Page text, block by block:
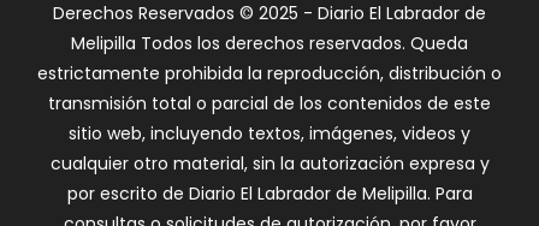
Derechos Reservados © 2025 - Diario El Labrador de
Melipilla Todos los derechos reservados. Queda
estrictamente prohibida la reproducción, distribución o
transmisión total o parcial de los contenidos de este
sitio web, incluyendo textos, imágenes, videos y
cualquier otro material, sin la autorización expresa y
por escrito de Diario El Labrador de Melipilla. Para